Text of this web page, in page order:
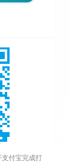
付宝完成打